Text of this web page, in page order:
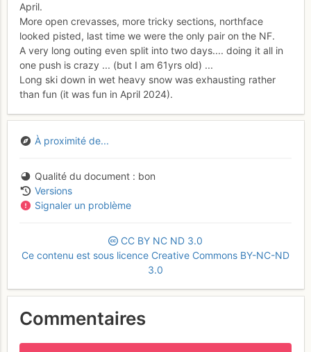
April.
More open crevasses, more tricky sections, northface
looked pisted, last time we were the only pair on the NF.
A very long outing even split into two days.... doing it all in
one push is crazy ... (but I am 61yrs old) ...
Long ski down in wet heavy snow was exhausting rather
than fun (it was fun in April 2024).
À proximité de...
Qualité du document
bon
Versions
Signaler un problème
CC BY NC ND 3.0
Ce contenu est sous licence Creative Commons BY-NC-ND
3.0
Commentaires